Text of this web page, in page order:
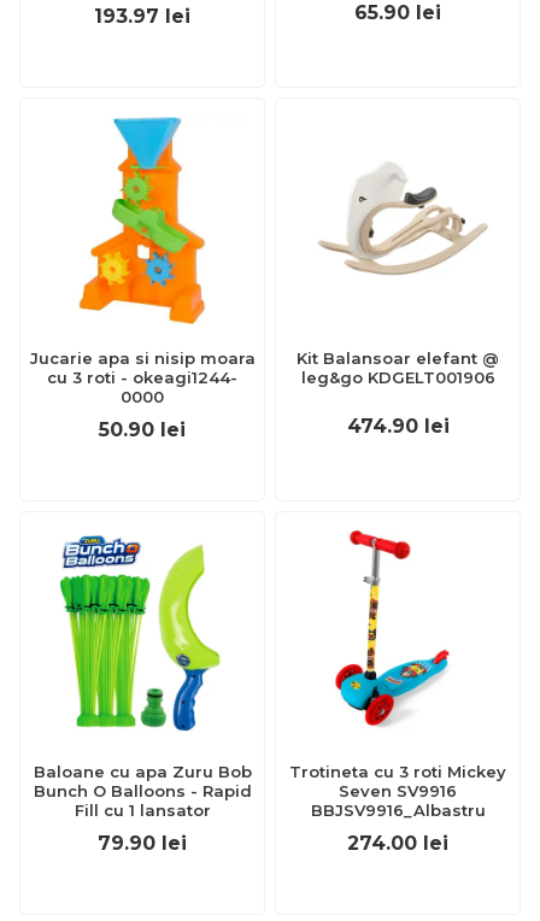
depozitare, Blat reversibil
193.97 lei 65.90 lei
Jucarie apa si nisip moara
cu 3 roti - okeagi1244-
0000
50.90 lei
Kit Balansoar elefant @
leg&go KDGELT001906
474.90 lei
Baloane cu apa Zuru Bob
Bunch O Balloons - Rapid
Fill cu 1 lansator
79.90 lei
Trotineta cu 3 roti Mickey
Seven SV9916
BBJSV9916_Albastru
274.00 lei